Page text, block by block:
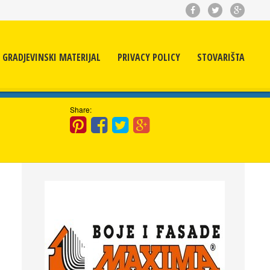
GRADJEVINSKI MATERIJAL PRIVACY POLICY STOVARIŠTA
Share: